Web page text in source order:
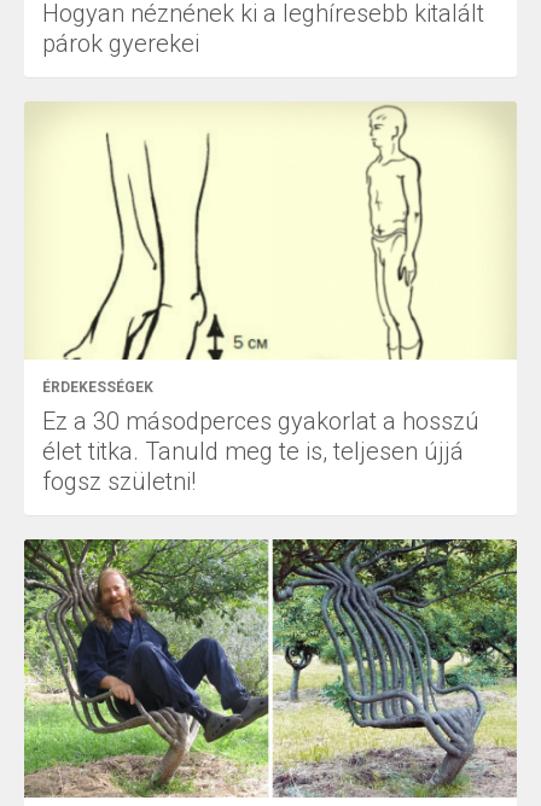
Hogyan néznének ki a leghíresebb kitalált
párok gyerekei
ÉRDEKESSÉGEK
Ez a 30 másodperces gyakorlat a hosszú
élet titka. Tanuld meg te is, teljesen újjá
fogsz születni!